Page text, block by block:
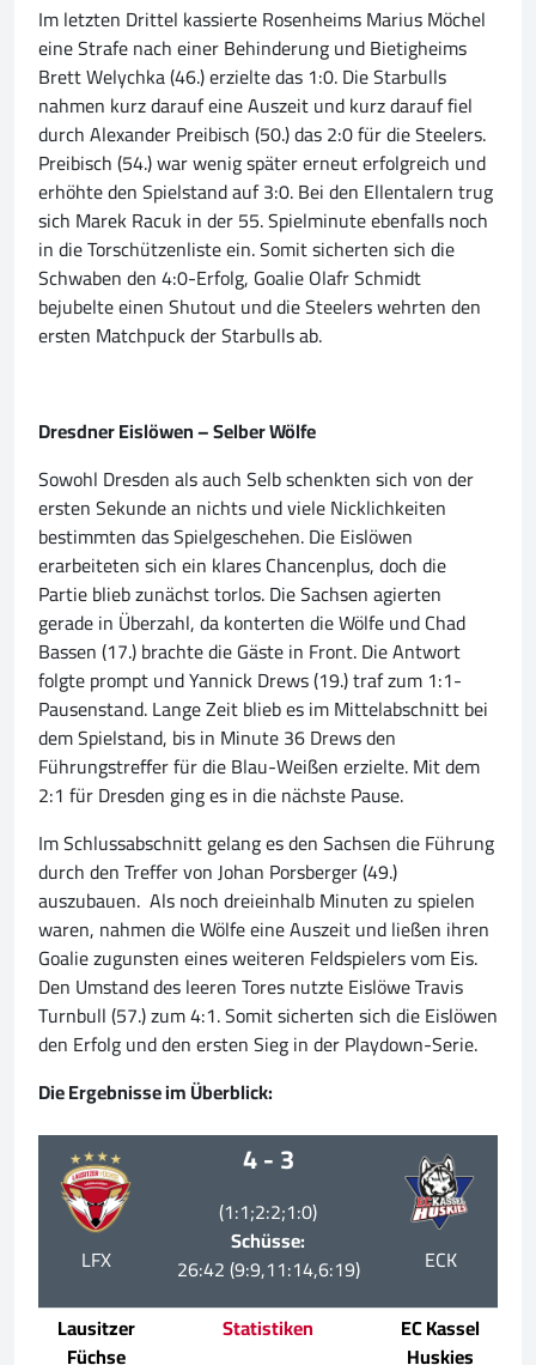
Im letzten Drittel kassierte Rosenheims Marius Möchel
eine Strafe nach einer Behinderung und Bietigheims
Brett Welychka (46.) erzielte das 1:0. Die Starbulls
nahmen kurz darauf eine Auszeit und kurz darauf fiel
durch Alexander Preibisch (50.) das 2:0 für die Steelers.
Preibisch (54.) war wenig später erneut erfolgreich und
erhöhte den Spielstand auf 3:0. Bei den Ellentalern trug
sich Marek Racuk in der 55. Spielminute ebenfalls noch
in die Torschützenliste ein. Somit sicherten sich die
Schwaben den 4:0-Erfolg, Goalie Olafr Schmidt
bejubelte einen Shutout und die Steelers wehrten den
ersten Matchpuck der Starbulls ab.
Dresdner Eislöwen – Selber Wölfe
Sowohl Dresden als auch Selb schenkten sich von der
ersten Sekunde an nichts und viele Nicklichkeiten
bestimmten das Spielgeschehen. Die Eislöwen
erarbeiteten sich ein klares Chancenplus, doch die
Partie blieb zunächst torlos. Die Sachsen agierten
gerade in Überzahl, da konterten die Wölfe und Chad
Bassen (17.) brachte die Gäste in Front. Die Antwort
folgte prompt und Yannick Drews (19.) traf zum 1:1-
Pausenstand. Lange Zeit blieb es im Mittelabschnitt bei
dem Spielstand, bis in Minute 36 Drews den
Führungstreffer für die Blau-Weißen erzielte. Mit dem
2:1 für Dresden ging es in die nächste Pause.
Im Schlussabschnitt gelang es den Sachsen die Führung
durch den Treffer von Johan Porsberger (49.)
auszubauen. Als noch dreieinhalb Minuten zu spielen
waren, nahmen die Wölfe eine Auszeit und ließen ihren
Goalie zugunsten eines weiteren Feldspielers vom Eis.
Den Umstand des leeren Tores nutzte Eislöwe Travis
Turnbull (57.) zum 4:1. Somit sicherten sich die Eislöwen
den Erfolg und den ersten Sieg in der Playdown-Serie.
Die Ergebnisse im Überblick:
LFX
4 - 3
(1:1;2:2;1:0)
Schüsse:
26:42 (9:9,11:14,6:19)
ECK
Lausitzer
Füchse
Statistiken
EC Kassel
Huskies